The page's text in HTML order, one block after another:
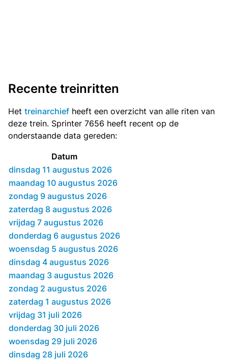
Recente treinritten
Het treinarchief heeft een overzicht van alle riten van
deze trein. Sprinter 7656 heeft recent op de
onderstaande data gereden:
Datum
dinsdag 11 augustus 2026
maandag 10 augustus 2026
zondag 9 augustus 2026
zaterdag 8 augustus 2026
vrijdag 7 augustus 2026
donderdag 6 augustus 2026
woensdag 5 augustus 2026
dinsdag 4 augustus 2026
maandag 3 augustus 2026
zondag 2 augustus 2026
zaterdag 1 augustus 2026
vrijdag 31 juli 2026
donderdag 30 juli 2026
woensdag 29 juli 2026
dinsdag 28 juli 2026